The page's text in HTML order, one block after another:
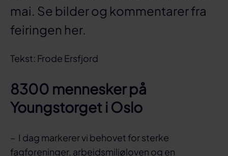
mai. Se bilder og kommentarer fra
feiringen her.
Tekst: Frode Ersfjord
8300 mennesker på
Youngstorget i Oslo
– I dag markerer vi behovet for sterke
fagforeninger, arbeidsmiljøloven og en